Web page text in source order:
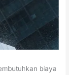
biaya